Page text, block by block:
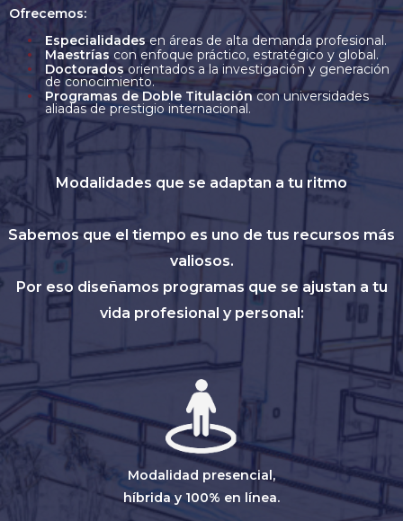
Ofrecemos:
Especialidadesen áreas de alta demanda profesional.
Maestrías con enfoque práctico, estratégico y global.
Doctoradosorientados a la investigación y generación
de conocimiento.
Programas de Doble Titulacióncon universidades
aliadas de prestigio internacional.
Modalidades que se adaptan a tu ritmo
Sabemos que el tiempo es uno de tus recursos más
valiosos.
Por eso diseñamos programas que se ajustan a tu
vida profesional y personal:
Modalidad presencial,
híbrida y 100% en línea.